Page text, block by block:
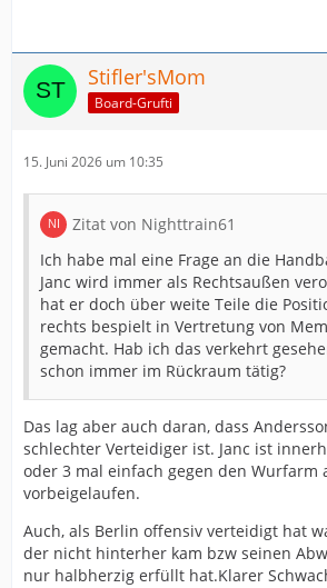
Stifler'sMom
Board-Grufti
15. Juni 2026 um 10:35
Zitat von Nighttrain61
Ich habe mal eine Frage an die
Janc wird immer als Rechtsaußen
hat er doch über weite Teile die
rechts bespielt in Vertretung von
gemacht. Hab ich das verkehrt
schon immer im Rückraum tätig?
Das lag aber auch daran, dass
schlechter Verteidiger ist. Janc ist
oder 3 mal einfach gegen den Wurfarm
vorbeigelaufen.
Auch, als Berlin offensiv verteidigt hat
der nicht hinterher kam bzw seinen
nur halbherzig erfüllt hat.Klarer